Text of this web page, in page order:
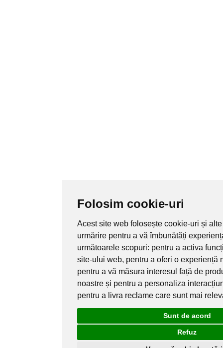
Folosim cookie-uri
Acest site web folosește cookie-uri și
urmărire pentru a vă îmbunătăți
următoarele scopuri: pentru a activa
site-ului web, pentru a oferi o experiență
pentru a vă măsura interesul față de
noastre și pentru a personaliza
pentru a livra reclame care sunt mai
Sunt de acord
Refuz